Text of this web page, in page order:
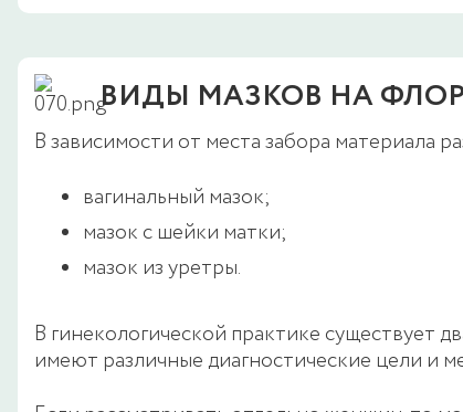
ВИДЫ МАЗКОВ НА
В зависимости от места забора материала
вагинальный мазок;
мазок с шейки матки;
мазок из уретры.
В гинекологической практике существует
имеют различные диагностические цели и